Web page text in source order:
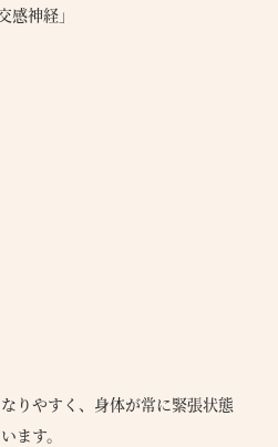
神経」
りやすく、身体が常に緊張状態
ます。